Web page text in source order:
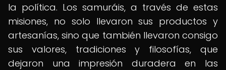
la política. Los samuráis, a través de estas
misiones, no solo llevaron sus productos y
artesanías, sino que también llevaron consigo
sus valores, tradiciones y filosofías, que
dejaron una impresión duradera en las